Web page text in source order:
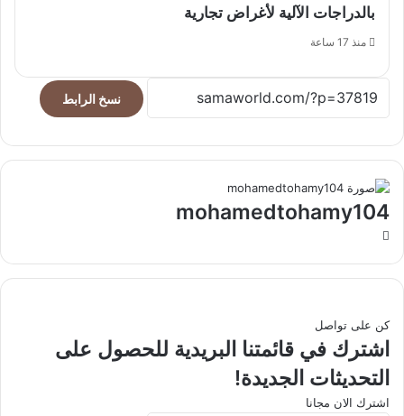
بالدراجات الآلية لأغراض تجارية
منذ 17 ساعة
نسخ الرابط
mohamedtohamy104
كن على تواصل
اشترك في قائمتنا البريدية للحصول على
التحديثات الجديدة!
اشترك الان مجانا